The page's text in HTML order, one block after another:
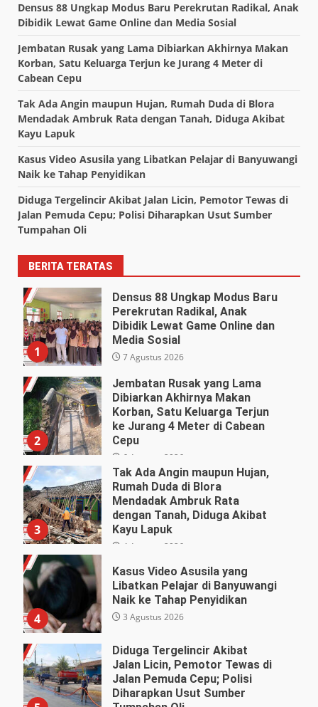
Densus 88 Ungkap Modus Baru Perekrutan Radikal, Anak
Dibidik Lewat Game Online dan Media Sosial
Jembatan Rusak yang Lama Dibiarkan Akhirnya Makan
Korban, Satu Keluarga Terjun ke Jurang 4 Meter di
Cabean Cepu
Tak Ada Angin maupun Hujan, Rumah Duda di Blora
Mendadak Ambruk Rata dengan Tanah, Diduga Akibat
Kayu Lapuk
Kasus Video Asusila yang Libatkan Pelajar di Banyuwangi
Naik ke Tahap Penyidikan
Diduga Tergelincir Akibat Jalan Licin, Pemotor Tewas di
Jalan Pemuda Cepu; Polisi Diharapkan Usut Sumber
Tumpahan Oli
BERITA TERATAS
1
Densus 88 Ungkap Modus Baru
Perekrutan Radikal, Anak
Dibidik Lewat Game Online dan
Media Sosial
7 Agustus 2026
2
Jembatan Rusak yang Lama
Dibiarkan Akhirnya Makan
Korban, Satu Keluarga Terjun
ke Jurang 4 Meter di Cabean
Cepu
6 Agustus 2026
3
Tak Ada Angin maupun Hujan,
Rumah Duda di Blora
Mendadak Ambruk Rata
dengan Tanah, Diduga Akibat
Kayu Lapuk
4 Agustus 2026
4
Kasus Video Asusila yang
Libatkan Pelajar di Banyuwangi
Naik ke Tahap Penyidikan
3 Agustus 2026
Diduga Tergelincir Akibat
Jalan Licin, Pemotor Tewas di
Jalan Pemuda Cepu; Polisi
Diharapkan Usut Sumber